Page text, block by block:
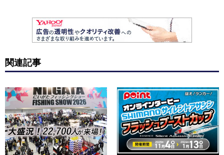
関連記事